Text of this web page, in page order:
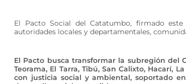
​El Pacto Social del Catatumbo, firmado
autoridades locales y departamentales,
El Pacto busca transformar la subregión del
Teorama, El Tarra, Tibú, San Calixto,
con justicia social y ambiental, soportado